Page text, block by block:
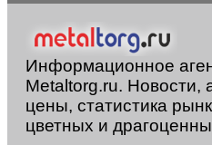
Информационное
Metaltorg.ru. Новости,
цены, статистика
цветных и